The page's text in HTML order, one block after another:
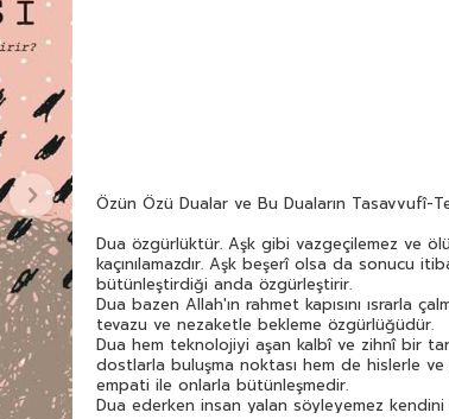
Özün Özü Dualar ve Bu Duaların Tasavvufî-
Dua özgürlüktür. Aşk gibi vazgeçilemez ve
kaçınılamazdır. Aşk beşerî olsa da sonucu
bütünleştirdiği anda özgürleştirir.
Dua bazen Allah'ın rahmet kapısını ısrarla
tevazu ve nezaketle bekleme özgürlüğüdür.
Dua hem teknolojiyi aşan kalbî ve zihnî bir
dostlarla buluşma noktası hem de hislerle ve
empati ile onlarla bütünleşmedir.
Dua ederken insan yalan söyleyemez kendini